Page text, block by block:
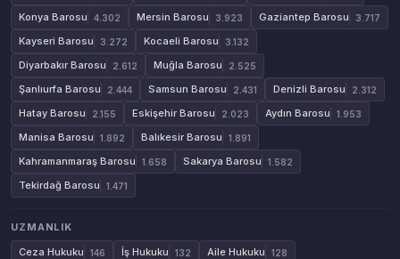
Konya Barosu 4.302 Mersin Barosu 3.923 Gaziantep Barosu 3.717
Kayseri Barosu 3.272 Kocaeli Barosu 3.132
Diyarbakır Barosu 2.612 Muğla Barosu 2.525
Şanlıurfa Barosu 2.444 Samsun Barosu 2.431 Denizli Barosu 2.312
Hatay Barosu 2.155 Eskişehir Barosu 2.023 Aydın Barosu 1.953
Manisa Barosu 1.892 Balıkesir Barosu 1.891
Kahramanmaraş Barosu 1.658 Sakarya Barosu 1.582
Tekirdağ Barosu 1.471
UZMANLIK
Ceza Hukuku
146 İş Hukuku 132 Aile Hukuku 128